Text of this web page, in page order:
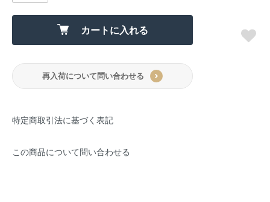
カートに入れる
再入荷について問い合わせる
特定商取引法に基づく表記
この商品について問い合わせる